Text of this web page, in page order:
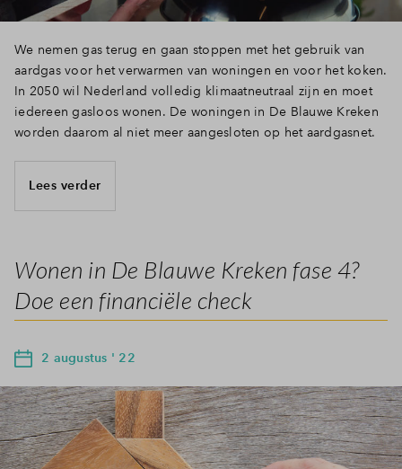
We nemen gas terug en gaan stoppen met het gebruik van
aardgas voor het verwarmen van woningen en voor het koken.
In 2050 wil Nederland volledig klimaatneutraal zijn en moet
iedereen gasloos wonen. De woningen in De Blauwe Kreken
worden daarom al niet meer aangesloten op het aardgasnet.
Lees verder
Wonen in De Blauwe Kreken fase 4?
Doe een financiële check
2 augustus ' 22